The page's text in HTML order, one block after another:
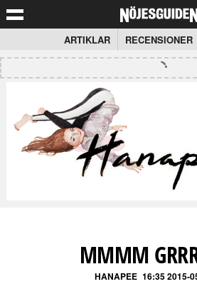
ARTIKLAR RECENSIONER
MMMM
HANAPEE 16:35 2015-